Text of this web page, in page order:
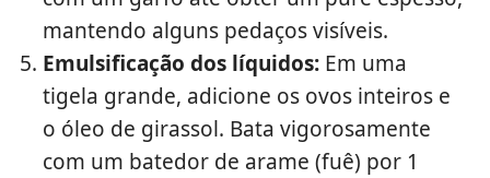
mantendo alguns pedaços visíveis.
Emulsificação dos líquidos: Em uma
tigela grande, adicione os ovos inteiros e
o óleo de girassol. Bata vigorosamente
com um batedor de arame (fuê) por 1